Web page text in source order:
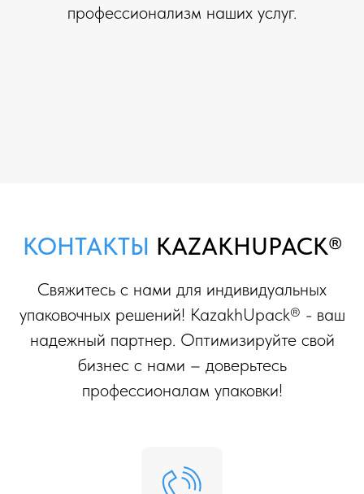
профессионализм наших услуг.
КОНТАКТЫ KAZAKHUPACK®
Свяжитесь с нами для индивидуальных
упаковочных решений! KazakhUpack® - ваш
надежный партнер. Оптимизируйте свой
бизнес с нами – доверьтесь
профессионалам упаковки!